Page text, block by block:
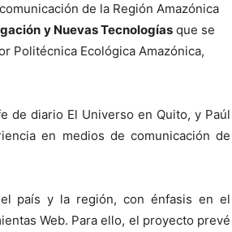
de la Región Amazónica
y Nuevas Tecnologías que se
Politécnica Ecológica Amazónica,
de diario El Universo en Quito, y Paúl
en medios de comunicación de
país y la región, con énfasis en el
Web. Para ello, el proyecto prevé